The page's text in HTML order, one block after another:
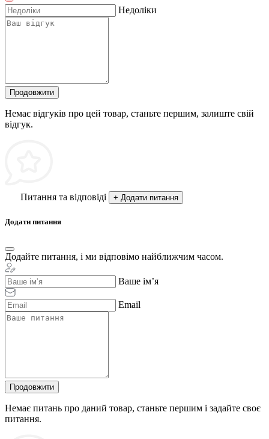
Недоліки
Продовжити
Немає відгуків про цей товар, станьте першим, залиште свій
відгук.
Питання та відповіді + Додати питання
Додати питання
Додайте питання, і ми відповімо найближчим часом.
Ваше ім’я
Email
Продовжити
Немає питань про даний товар, станьте першим і задайте своє
питання.